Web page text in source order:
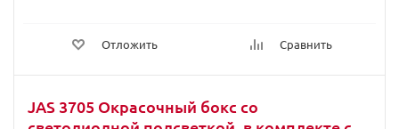
Отложить Сравнить
JAS 3705 Окрасочный бокс со